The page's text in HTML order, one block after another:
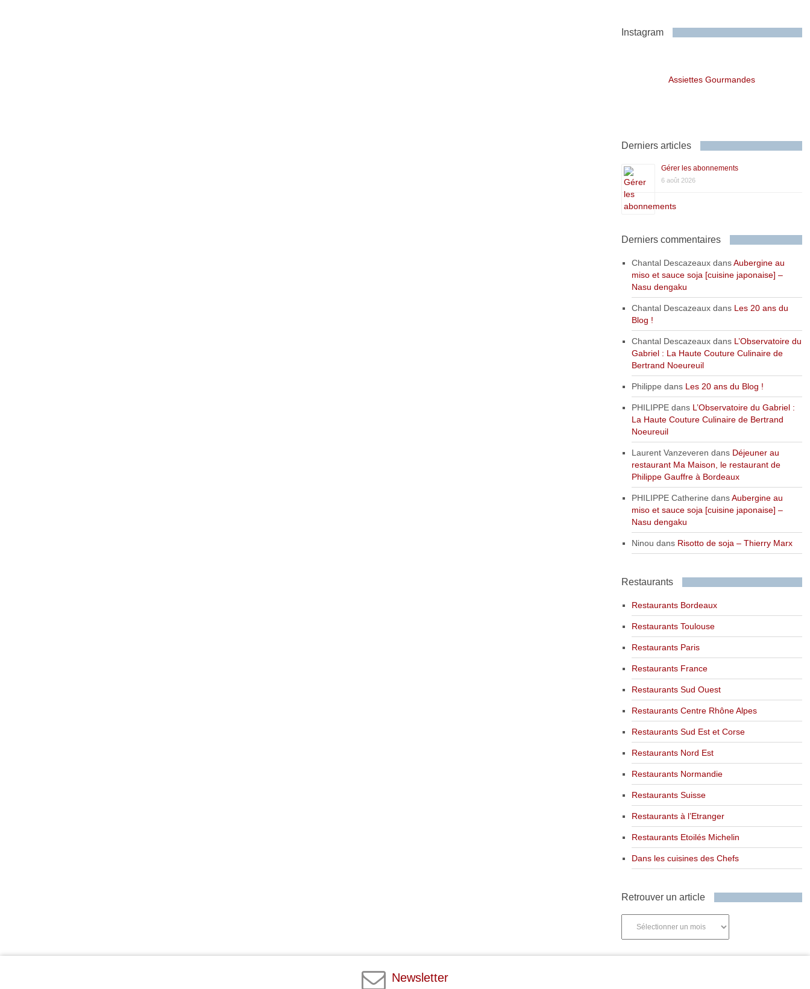
Instagram
Assiettes Gourmandes
Derniers articles
Gérer les abonnements
6 août 2026
Derniers commentaires
Chantal DescazeauxdansAubergine au
miso et sauce soja [cuisine japonaise] –
Nasu dengaku
Chantal Descazeauxdans Les 20 ans du
Blog !
Chantal Descazeauxdans L’Observatoire du
Gabriel : La Haute Couture Culinaire de
Bertrand Noeureuil
Philippe dans Les 20 ans du Blog !
PHILIPPEdans L’Observatoire du Gabriel :
La Haute Couture Culinaire de Bertrand
Noeureuil
Laurent Vanzeveren dans Déjeuner au
restaurant Ma Maison, le restaurant de
Philippe Gauffre à Bordeaux
PHILIPPE Catherine dansAubergine au
miso et sauce soja [cuisine japonaise] –
Nasu dengaku
Ninou dans Risotto de soja – Thierry Marx
Restaurants
Restaurants Bordeaux
Restaurants Toulouse
Restaurants Paris
Restaurants France
Restaurants Sud Ouest
Restaurants Centre Rhône Alpes
Restaurants Sud Est et Corse
Restaurants Nord Est
Restaurants Normandie
Restaurants Suisse
Restaurants à l’Etranger
Restaurants Etoilés Michelin
Dans les cuisines des Chefs
Retrouver un article
Newsletter